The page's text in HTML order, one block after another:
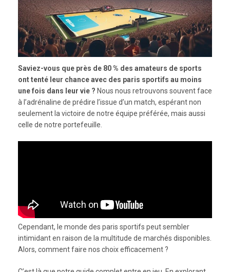
Saviez-vous que près de 80 % des amateurs de sports
ont tenté leur chance avec des paris sportifs au moins
une fois dans leur vie ? Nous nous retrouvons souvent face
à l’adrénaline de prédire l’issue d’un match, espérant non
seulement la victoire de notre équipe préférée, mais aussi
celle de notre portefeuille.
Cependant, le monde des paris sportifs peut sembler
intimidant en raison de la multitude de marchés disponibles.
Alors, comment faire nos choix efficacement ?